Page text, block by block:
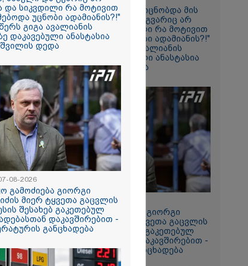
და
"ანასტასია არათუ იცნობდა მის
შვილს, სახელი და გვარიც არ
იცოდა და სიკვდილი რა მოტივით
ენდომებოდა უცნობი ადამიანის?!"
- რას წერს გიგა ავალიანის
საქმეზე დაკავებული ანასტასია
ბერუაშვილის დედა
12:50 / 07-08-2026
დაიწყო გამოძიება გიორგი
ბარამიძის მიერ ტყვეთა გაცვლის
პროცესის შესახებ გაკეთებულ
განცხადებასთან დაკავშირებით -
პროკურატურის განცხადება
და სიკვდილი რა მოტივით
უცნობი ადამიანის?!"
გიგა ავალიანის
დაკავებული ანასტასია
დედა
08-2026
გამოძიება გიორგი
მიერ ტყვეთა გაცვლის
შესახებ გაკეთებულ
დაკავშირებით -
განცხადება